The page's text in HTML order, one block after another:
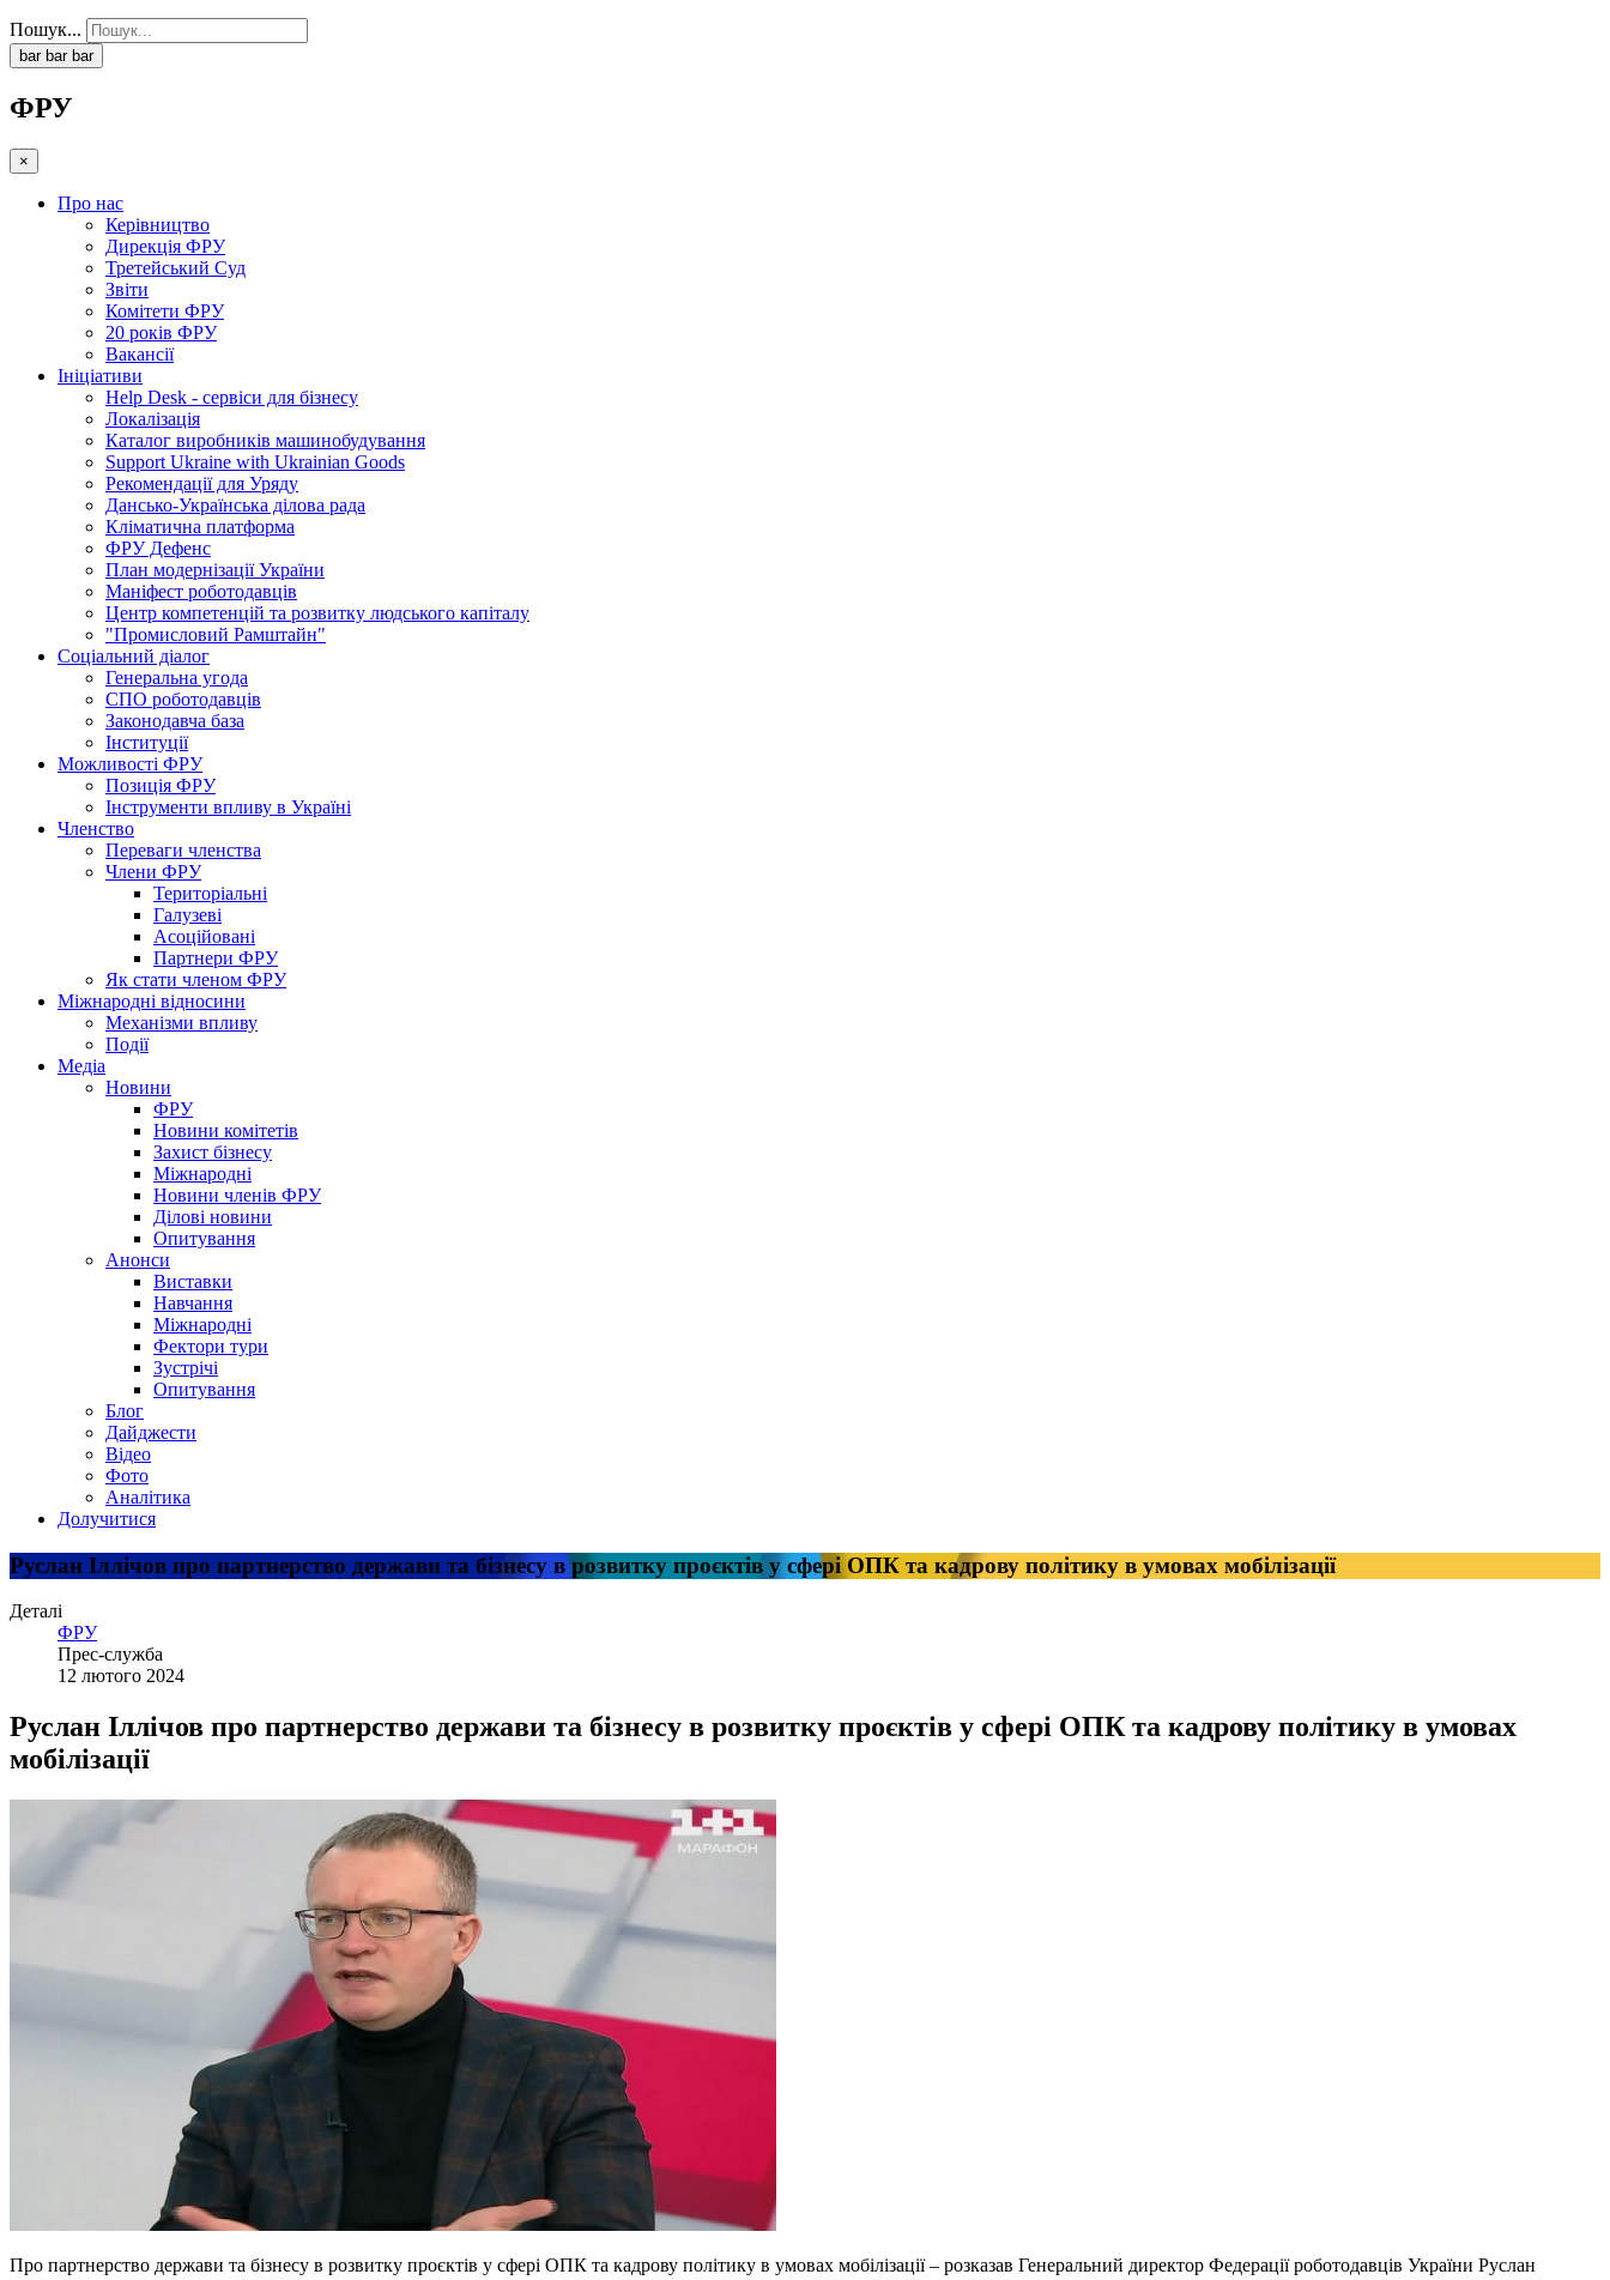
Пошук...
bar bar bar
ФРУ
×
Про нас
Керівництво
Дирекція ФРУ
Третейський Суд
Звіти
Комітети ФРУ
20 років ФРУ
Вакансії
Ініціативи
Help Desk - сервіси для бізнесу
Локалізація
Каталог виробників машинобудування
Support Ukraine with Ukrainian Goods
Рекомендації для Уряду
Дансько-Українська ділова рада
Кліматична платформа
ФРУ Дефенс
План модернізації України
Маніфест роботодавців
Центр компетенцій та розвитку людського капіталу
"Промисловий Рамштайн"
Соціальний діалог
Генеральна угода
СПО роботодавців
Законодавча база
Інституції
Можливості ФРУ
Позиція ФРУ
Інструменти впливу в Україні
Членство
Переваги членства
Члени ФРУ
Територіальні
Галузеві
Асоційовані
Партнери ФРУ
Як стати членом ФРУ
Міжнародні відносини
Механізми впливу
Події
Медіа
Новини
ФРУ
Новини комітетів
Захист бізнесу
Міжнародні
Новини членів ФРУ
Ділові новини
Опитування
Анонси
Виставки
Навчання
Міжнародні
Фектори тури
Зустрічі
Опитування
Блог
Дайджести
Відео
Фото
Аналітика
Долучитися
Руслан Іллічов про партнерство держави та бізнесу в розвитку проєктів у сфері ОПК та кадрову політику в умовах мобілізації
Деталі
ФРУ
Прес-служба
12 лютого 2024
Руслан Іллічов про партнерство держави та бізнесу в розвитку проєктів у сфері ОПК та кадрову політику в умовах
мобілізації
Про партнерство держави та бізнесу в розвитку проєктів у сфері ОПК та кадрову політику в умовах мобілізації – розказав Генеральний директор Федерації роботодавців України Руслан